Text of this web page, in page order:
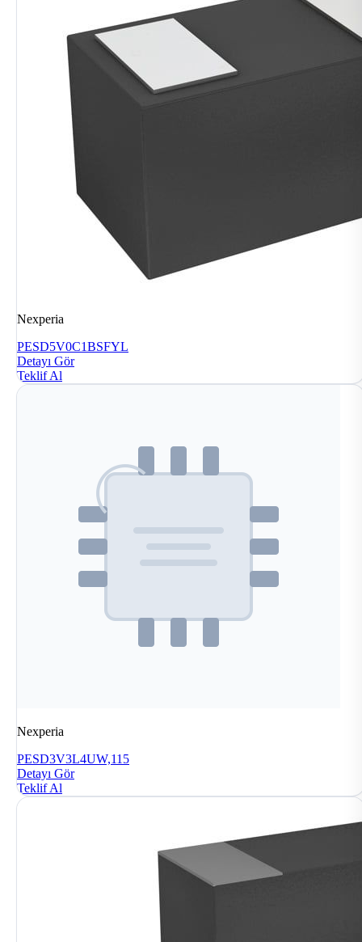
Nexperia
PESD5V0C1BSFYL
Detayı Gör
Teklif Al
Nexperia
PESD3V3L4UW,115
Detayı Gör
Teklif Al